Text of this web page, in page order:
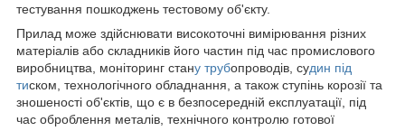
тестування пошкоджень тестовому об'єкту.
Прилад може здійснювати високоточні вимірювання різних
матеріалів або складників його частин під час промислового
виробництва, моніторинг стану трубопроводів, судин під
тиском, технологічного обладнання, а також ступінь корозії та
зношеності об'єктів, що є в безпосередній експлуатації, під
час оброблення металів, технічного контролю готової